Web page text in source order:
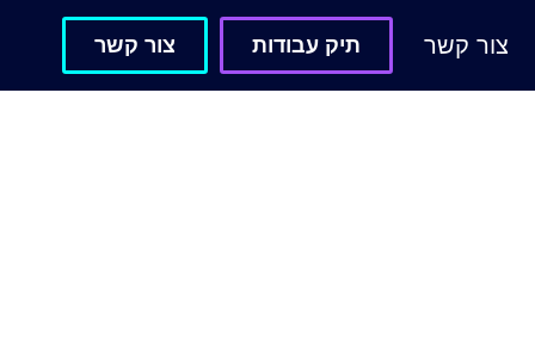
צור קשר תיק עבודות צור קשר